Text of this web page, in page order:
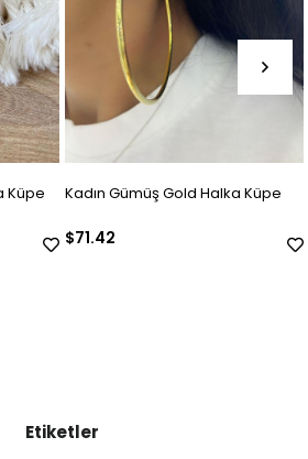
Küpe
Kadın Gümüş Zirkon Taşlı
$42.01
Etiketler